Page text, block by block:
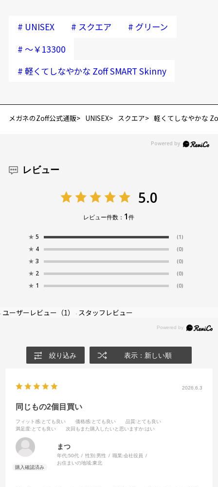
# UNISEX # スクエア # グリーン
# ～￥13300
# 軽くてしなやかな Zoff SMART Skinny
メガネのZoff公式通販 UNISEX スクエア 軽くてしなやかな
レビュー
5.0
レビュー件数： 1件
★ 5 (1)
★ 4 (0)
★ 3 (0)
★ 2 (0)
★ 1 (0)
ユーザーレビュー （1） スタッフレビュー
絞り込み 表示：新しい順
2026.6.3
同じもの2個目買い
フィット感:とても良い 価格感:とても良い 品質:とても良い
満足度:とても良い 次回もまた購入したいと思いますか:はい
まつ
年代:50代 性別:男性 職業:会社役員
お住まいの地域:東北